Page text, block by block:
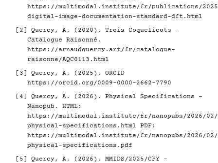
https://multimodal.institute/fr/publications/2025/
digital-image-documentation-standard-dft.html
[2]
Quercy, A. (2020). Trois Coquelicots -
Catalogue Raisonné.
https://arnaudquercy.art/fr/catalogue-
raisonne/AQC0113.html
[3]
Quercy, A. (2025). ORCID
https://orcid.org/0009-0000-2662-7790
[4]
Quercy, A. (2026). Physical Specifications -
Nanopub. HTML:
https://multimodal.institute/fr/nanopubs/2026/02/
physical-specifications.html PDF:
https://multimodal.institute/fr/nanopubs/2026/02/
physical-specifications.pdf
[5]
Quercy, A. (2026). MMIDS/2025/CPY -